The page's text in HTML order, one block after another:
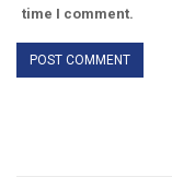
time I comment.